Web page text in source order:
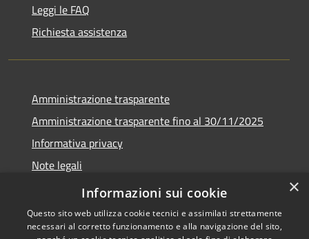
Leggi le FAQ
Richiesta assistenza
Amministrazione trasparente
Amministrazione trasparente fino al 30/11/2025
Informativa privacy
Note legali
Dichiarazione di accessibilità
×
Informazioni sui cookie
Questo sito web utilizza cookie tecnici e assimilati strettamente
necessari al corretto funzionamento e alla navigazione del sito,